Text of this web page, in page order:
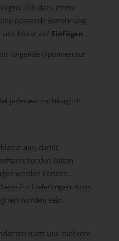
Gib dazu einen
passende Benennung
und klicke auf Einfügen.
folgende Optionen zur
jederzeit nachträglich
aus, damit
Daten
werden können.
für Lieferungen muss
worden sein.
nutzt und mehrere